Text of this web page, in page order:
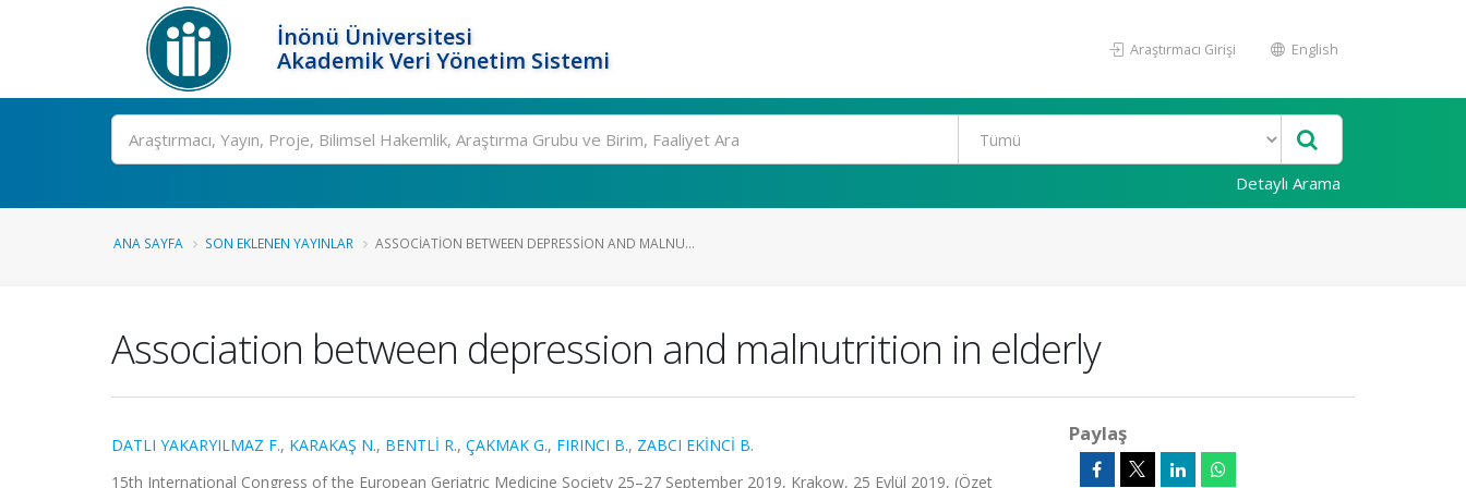
İnönü Üniversitesi
Akademik Veri Yönetim Sistemi
Araştırmacı Girişi English
Ara
Detaylı Arama
ANA SAYFA SON EKLENEN YAYINLAR ASSOCIATION BETWEEN DEPRESSION AND MALNU...
Association between depression and malnutrition in elderly
DATLI YAKARYILMAZ F., KARAKAŞ N., BENTLİ R., ÇAKMAK G., FIRINCI B., ZABCI EKİNCİ B.
15th International Congress of the European Geriatric Medicine Society 25–27 September 2019, Krakow, 25 Eylül 2019, (Özet
Paylaş